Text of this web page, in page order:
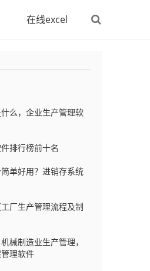
在线excel
么，企业生产管理软
排行榜前十名
单好用？进销存系统
厂生产管理流程及制
械制造业生产管理，
理软件